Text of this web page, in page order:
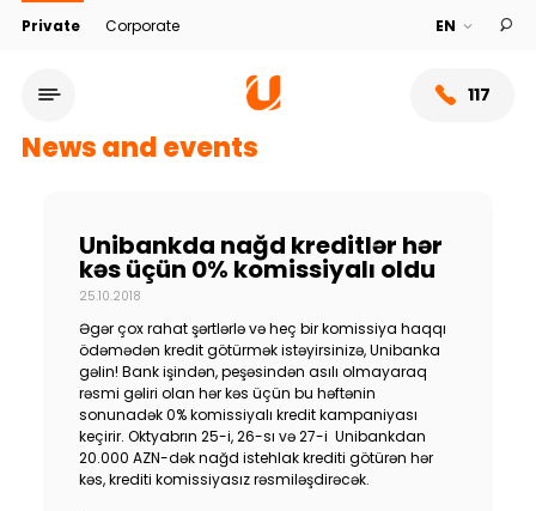
Private Corporate
117
Service network
About bank
News and events
Unibankda nağd kreditlər hər
kəs üçün 0% komissiyalı oldu
25.10.2018
Əgər çox rahat şərtlərlə və heç bir komissiya haqqı
ödəmədən kredit götürmək istəyirsinizə, Unibanka
gəlin! Bank işindən, peşəsindən asılı olmayaraq
rəsmi gəliri olan hər kəs üçün bu həftənin
sonunadək 0% komissiyalı kredit kampaniyası
keçirir. Oktyabrın 25-i, 26-sı və 27-i Unibankdan
20.000 AZN-dək nağd istehlak krediti götürən hər
kəs, krediti komissiyasız rəsmiləşdirəcək.